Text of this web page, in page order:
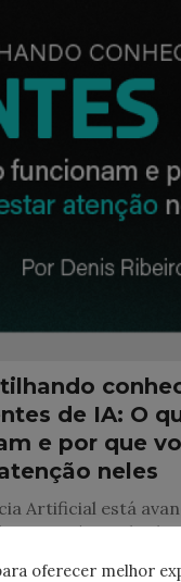
de IA: O
e por que
neles
Artificial está
o que é um
oferecer melhor